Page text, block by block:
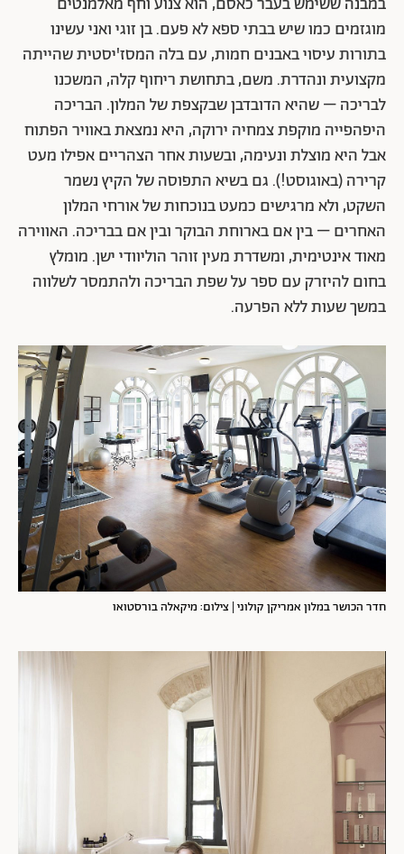
במבנה ששימש בעבר כאסם, הוא צנוע וחף מאלמנטים
מוגזמים כמו שיש בבתי ספא לא פעם. בן זוגי ואני עשינו
בתורות עיסוי באבנים חמות, עם בלה המסז'יסטית שהייתה
מקצועית ונהדרת. משם, בתחושת ריחוף קלה, המשכנו
לבריכה – שהיא הדובדבן שבקצפת של המלון. הבריכה
היפהפייה מוקפת צמחיה ירוקה, היא נמצאת באוויר הפתוח
אבל היא מוצלת ונעימה, ובשעות אחר הצהריים אפילו מעט
קרירה (באוגוסט!). גם בשיא התפוסה של הקיץ נשמר
השקט, ולא מרגישים כמעט בנוכחות של אורחי המלון
האחרים – בין אם בארוחת הבוקר ובין אם בבריכה. האווירה
מאוד אינטימית, ומשדרת מעין זוהר הוליוודי ישן. מומלץ
בחום להיזרק עם ספר על שפת הבריכה ולהתמסר לשלווה
במשך שעות ללא הפרעה.
חדר הכושר במלון אמריקן קולוני | צילום: מיקאלה בורסטואו